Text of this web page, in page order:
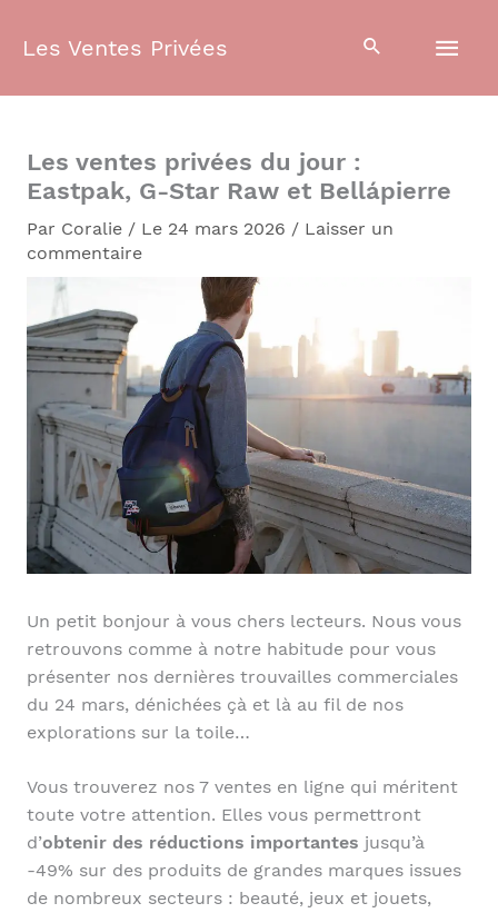
Les Ventes Privées
Les ventes privées du jour :
Eastpak, G-Star Raw et Bellápierre
Par Coralie / Le 24 mars 2026 / Laisser un
commentaire
Un petit bonjour à vous chers lecteurs. Nous vous
retrouvons comme à notre habitude pour vous
présenter nos dernières trouvailles commerciales
du 24 mars, dénichées çà et là au fil de nos
explorations sur la toile…
Vous trouverez nos 7 ventes en ligne qui méritent
toute votre attention. Elles vous permettront
d’obtenir des réductions importantes jusqu’à
-49% sur des produits de grandes marques issues
de nombreux secteurs : beauté, jeux et jouets,